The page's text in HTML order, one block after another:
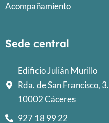
Acompañamiento
Sede central
Edificio Julián Murillo
Rda. de San Francisco, 3.
10002 Cáceres
927 18 99 22